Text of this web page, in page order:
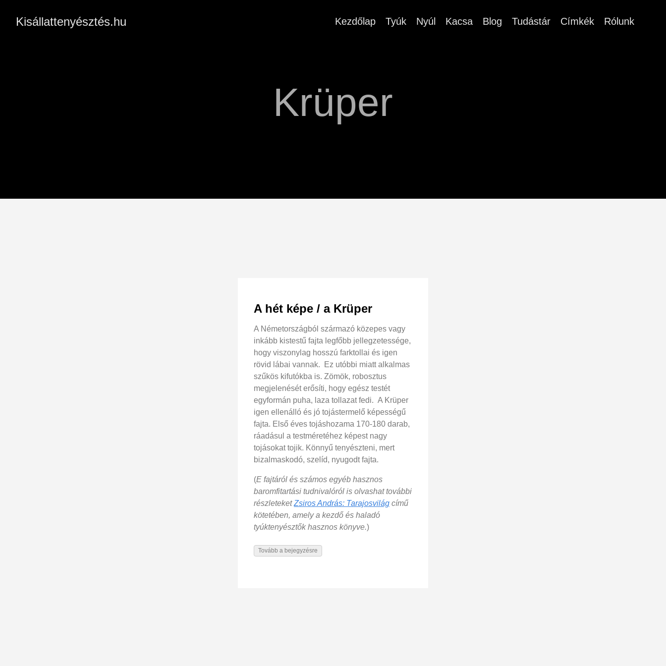
Kisállattenyésztés.hu Kezdőlap Tyúk Nyúl Kacsa Blog Tudástár Címkék Rólunk
Krüper
A hét képe / a Krüper
A Németországból származó közepes vagy
inkább kistestű fajta legfőbb jellegzetessége,
hogy viszonylag hosszú farktollai és igen
rövid lábai vannak. Ez utóbbi miatt alkalmas
szűkös kifutókba is. Zömök, robosztus
megjelenését erősíti, hogy egész testét
egyformán puha, laza tollazat fedi. A Krüper
igen ellenálló és jó tojástermelő képességű
fajta. Első éves tojáshozama 170-180 darab,
ráadásul a testméretéhez képest nagy
tojásokat tojik. Könnyű tenyészteni, mert
bizalmaskodó, szelíd, nyugodt fajta.
(E fajtáról és számos egyéb hasznos
baromfitartási tudnivalóról is olvashat további
részleteketZsiros András: Tarajosvilág című
kötetében, amely a kezdő és haladó
tyúktenyésztők hasznos könyve.)
Tovább a bejegyzésre